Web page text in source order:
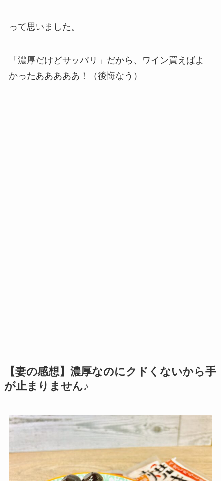
って思いました。
「濃厚だけどサッパリ」だから、ワイン買えばよ
かったあああああ！（後悔なう）
【妻の感想】濃厚なのにクドくないから手
が止まりません♪